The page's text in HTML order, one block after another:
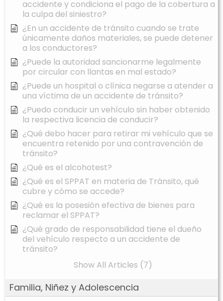
accidente y condiciona el pago de la cobertura a
la culpa del siniestro?
¿En un accidente de tránsito cuando se trate
únicamente daños materiales, se puede detener
a los conductores?
¿Puede la autoridad sancionarme legalmente
por circular con llantas en mal estado?
¿Puede un hospital o clínica negarse a atender a
una víctima de un accidente de tránsito?
¿Puedo conducir un vehículo sin haber obtenido
la respectiva licencia de conducir?
¿Qué debo hacer para retirar mi vehículo que se
encuentra retenido por una contravención de
tránsito?
¿Qué es el alcohotest?
¿Qué es el SPPAT en materia de Tránsito, qué
cubre y cómo se accede?
¿Qué es la posesión efectiva de bienes para
reclamar el SPPAT?
¿Qué grado de responsabilidad tiene el dueño
del vehículo respecto a un accidente de
tránsito?
Show All Articles (7)
Familia, Niñez y Adolescencia